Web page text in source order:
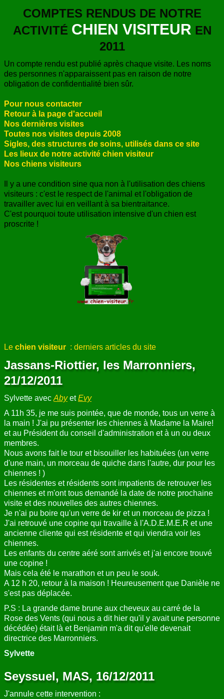
COMPTES RENDUS DE NOTRE
ACTIVITÉ CHIEN VISITEUR EN
2011
Un compte rendu est publié après chaque visite. Les noms
des personnes n'apparaissent pas en raison de notre
obligation de confidentialité bien sûr.
Pour nous contacter
Retour à la page d'accueil
Nos dernières visites
Toutes nos visites depuis 2008
Sigles, des structures de soins, utilisés dans ce site
Les lieux de notre activité chien visiteur
Nos chiens visiteurs
Il y a une condition sine qua non à l'utilisation des chiens
visiteurs : c'est le respect de l'animal et l'obligation de
travailler avec lui en veillant à sa bientraitance.
C'est pourquoi toute utilisation intensive d'un chien est
proscrite !
Le chien visiteur : derniers articles du site
Jassans-Riottier, les Marronniers,
21/12/2011
Sylvette avec AbyetEvy
A 11h 35, je me suis pointée, que de monde, tous un verre à
la main ! J'ai pu présenter les chiennes à Madame la Maire!
et au Président du conseil d'administration et à un ou deux
membres.
Nous avons fait le tour et bisouiller les habituées (un verre
d'une main, un morceau de quiche dans l'autre, dur pour les
chiennes ! )
Les résidentes et résidents sont impatients de retrouver les
chiennes et m'ont tous demandé la date de notre prochaine
visite et des nouvelles des autres chiennes.
Je n'ai pu boire qu'un verre de kir et un morceau de pizza !
J'ai retrouvé une copine qui travaille à l'A.D.E.M.E.R et une
ancienne cliente qui est résidente et qui viendra voir les
chiennes.
Les enfants du centre aéré sont arrivés et j'ai encore trouvé
une copine !
Mais cela été le marathon et un peu le souk.
A 12 h 20, retour à la maison ! Heureusement que Danièle ne
s'est pas déplacée.
P.S : La grande dame brune aux cheveux au carré de la
Rose des Vents (qui nous a dit hier qu'il y avait une personne
décédée) était là et Benjamin m'a dit qu'elle devenait
directrice des Marronniers.
Sylvette
Seyssuel, MAS, 16/12/2011
J'annule cette intervention :